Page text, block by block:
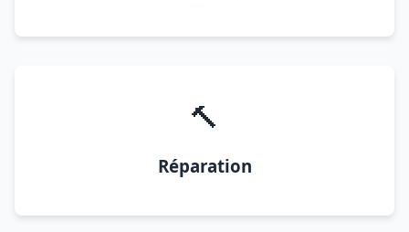
🔨
Réparation